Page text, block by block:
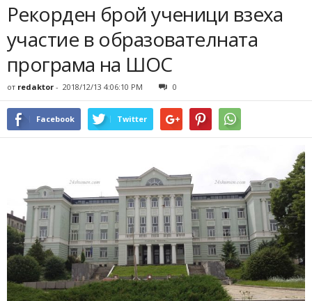
Рекорден брой ученици взеха
участие в образователната
програма на ШОС
от redaktor - 2018/12/13 4:06:10 PM 0
Facebook Twitter